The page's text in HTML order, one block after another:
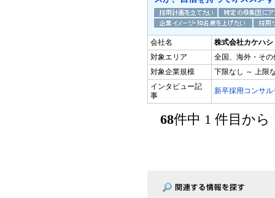
会社名
株式会社カケハ
対象エリア
全国、海外・その
対象企業規模
下限なし ～ 上限
インタビュー記
事
新卒採用コンサル
68件中 1 件目か